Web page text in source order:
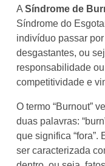
A Síndrome de
Síndrome do
indivíduo passar
desgastantes, ou
responsabilidade
competitividade e
O termo “Burnout”
duas palavras:
que significa “fora”.
ser caracterizada